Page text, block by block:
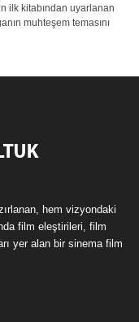
ilk kitabından uyarlanan
muhteşem temasını
hem vizyondaki
film eleştirileri, film
yer alan bir sinema film